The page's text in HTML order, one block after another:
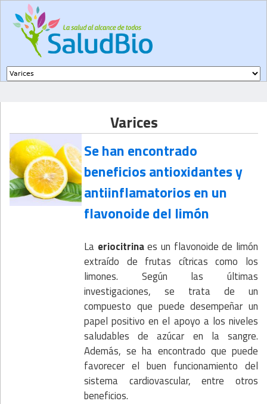
Varices
Se han encontrado
beneficios antioxidantes y
antiinflamatorios en un
flavonoide del limón
La eriocitrinaes un flavonoide de limón
extraído de frutas cítricas como los
limones. Según las últimas
investigaciones, se trata de un
compuesto que puede desempeñar un
papel positivo en el apoyo a los niveles
saludables de azúcar en la sangre.
Además, se ha encontrado que puede
favorecer el buen funcionamiento del
sistema cardiovascular, entre otros
beneficios.